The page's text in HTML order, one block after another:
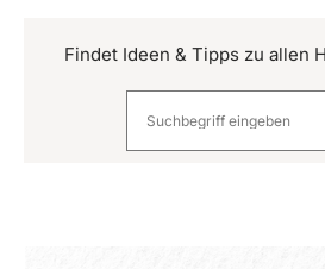
Findet Ideen & Tipps zu allen